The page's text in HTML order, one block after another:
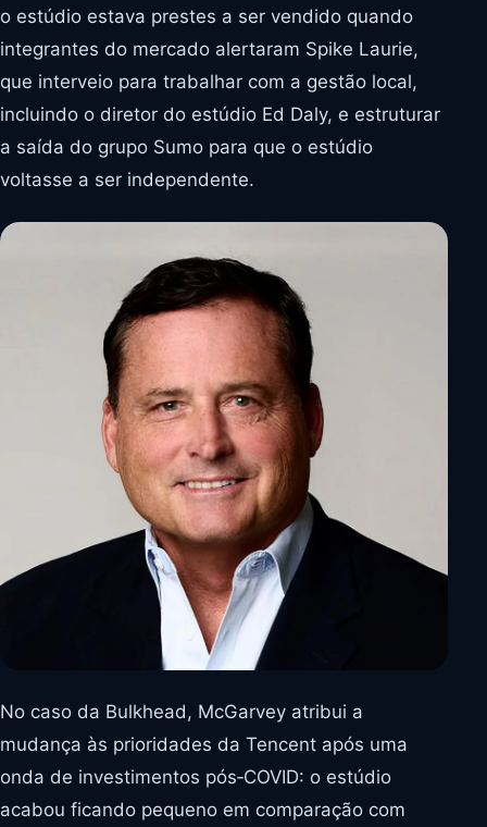
o estúdio estava prestes a ser vendido quando
integrantes do mercado alertaram Spike Laurie,
que interveio para trabalhar com a gestão local,
incluindo o diretor do estúdio Ed Daly, e estruturar
a saída do grupo Sumo para que o estúdio
voltasse a ser independente.
No caso da Bulkhead, McGarvey atribui a
mudança às prioridades da Tencent após uma
onda de investimentos pós‑COVID: o estúdio
acabou ficando pequeno em comparação com